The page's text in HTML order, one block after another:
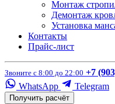
Монтаж
Демонтаж
Установка
Контакты
Прайс-лист
Звоните с 8:00 до 22:00 +7
WhatsApp
Telegram
Получить расчёт